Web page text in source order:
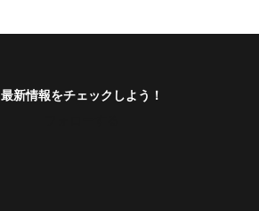
最新情報をチェックしよう！